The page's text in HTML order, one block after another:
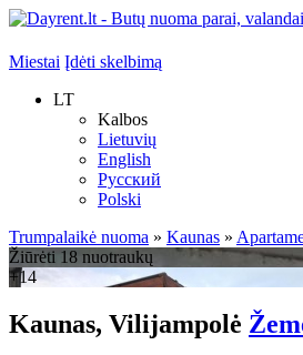
Miestai Įdėti skelbimą
LT
Kalbos
Lietuvių
English
Русский
Polski
Trumpalaikė nuoma » Kaunas »
Žiūrėti 18 nuotraukų
+14
Kaunas, Vilijampolė